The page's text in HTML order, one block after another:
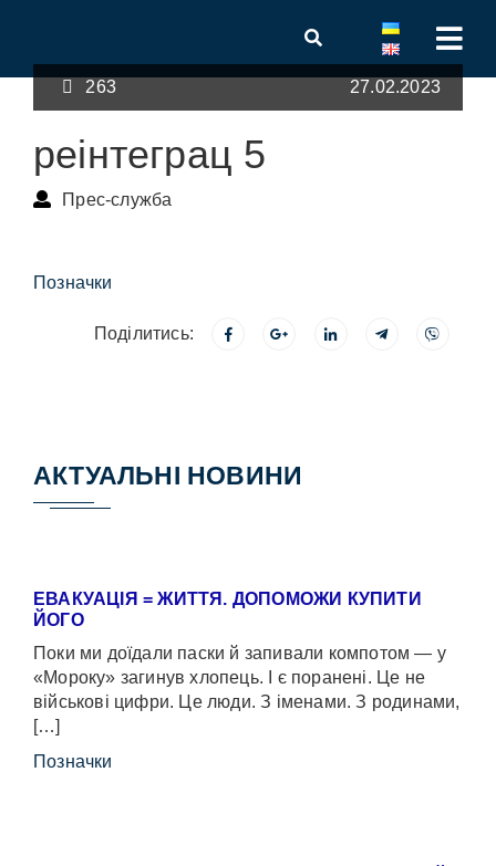
263 27.02.2023
реінтеграц 5
Прес-служба
Позначки
Поділитись:
АКТУАЛЬНІ НОВИНИ
ЕВАКУАЦІЯ = ЖИТТЯ. ДОПОМОЖИ КУПИТИ
ЙОГО
Поки ми доїдали паски й запивали компотом — у
«Мороку» загинув хлопець. І є поранені. Це не
військові цифри. Це люди. З іменами. З родинами,
[…]
Позначки